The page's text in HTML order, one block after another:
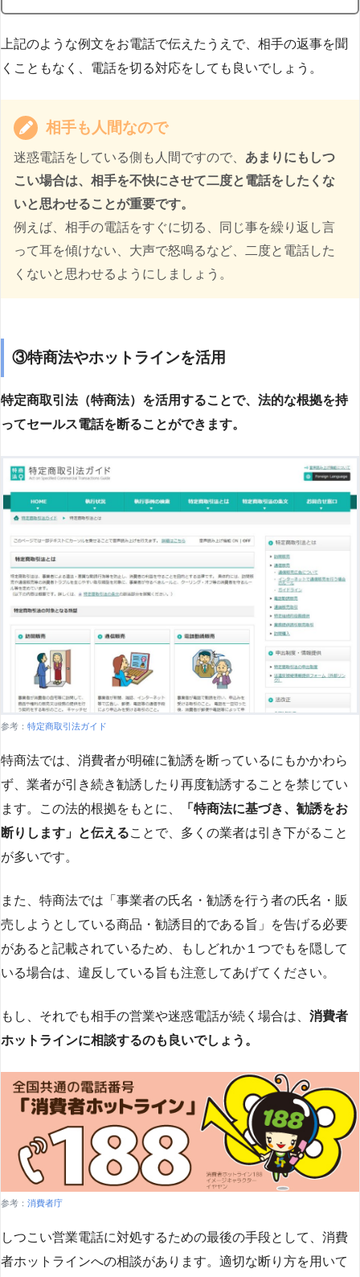
上記のような例文をお電話で伝えたうえで、相手の返事を聞
くこともなく、電話を切る対応をしても良いでしょう。
相手も人間なので
迷惑電話をしている側も人間ですので、 あまりにもしつ
こい場合は、相手を不快にさせて二度と電話をしたくな
いと思わせることが重要です。
例えば、相手の電話をすぐに切る、同じ事を繰り返し言
って耳を傾けない、大声で怒鳴るなど、二度と電話した
くないと思わせるようにしましょう。
③特商法やホットラインを活用
特定商取引法（特商法）を活用することで、法的な根拠を持
ってセールス電話を断ることができます。
参考： 特定商取引法ガイド
特商法では、消費者が明確に勧誘を断っているにもかかわら
ず、業者が引き続き勧誘したり再度勧誘することを禁じてい
ます。この法的根拠をもとに、
「特商法に基づき、勧誘をお
断りします」と伝えることで、多くの業者は引き下がること
が多いです​​。
また、特商法では「事業者の氏名・勧誘を行う者の氏名・販
売しようとしている商品・勧誘目的である旨」を告げる必要
があると記載されているため、もしどれか１つでもを隠して
いる場合は、違反している旨も注意してあげてください。
もし、それでも相手の営業や迷惑電話が続く場合は、 消費者
ホットラインに相談するのも良いでしょう。
参考： 消費者庁
しつこい営業電話に対処するための最後の手段として、消費
者ホットラインへの相談があります。適切な断り方を用いて